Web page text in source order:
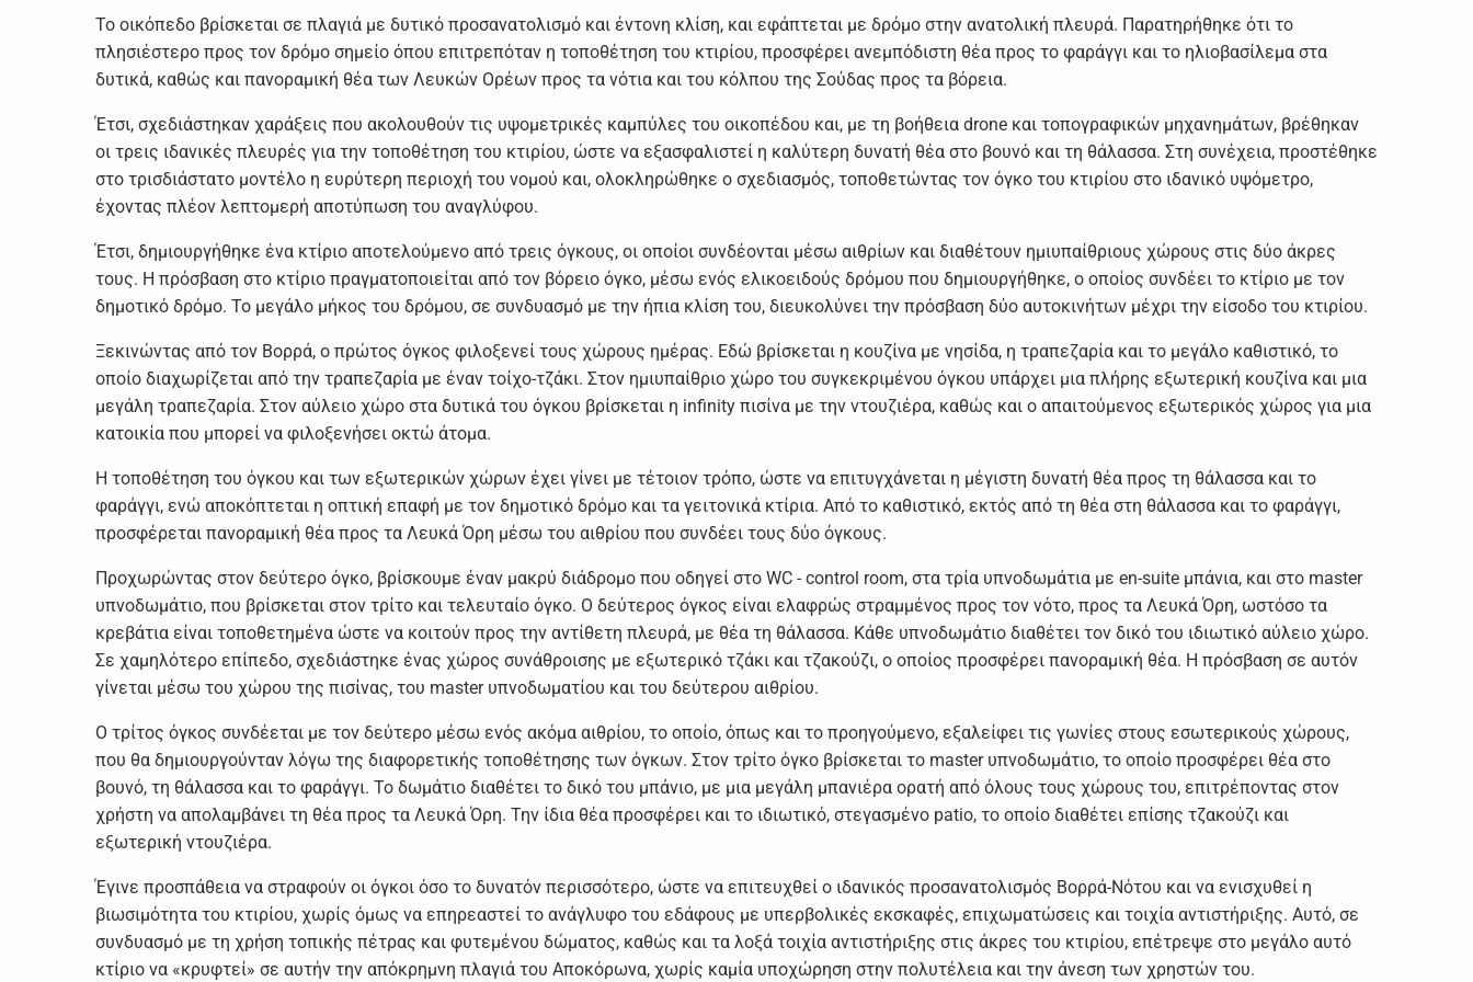
Το οικόπεδο βρίσκεται σε πλαγιά με δυτικό προσανατολισμό και έντονη κλίση, και εφάπτεται με δρόμο στην ανατολική πλευρά. Παρατηρήθηκε ότι το
πλησιέστερο προς τον δρόμο σημείο όπου επιτρεπόταν η τοποθέτηση του κτιρίου, προσφέρει ανεμπόδιστη θέα προς το φαράγγι και το ηλιοβασίλεμα στα
δυτικά, καθώς και πανοραμική θέα των Λευκών Ορέων προς τα νότια και του κόλπου της Σούδας προς τα βόρεια.
Έτσι, σχεδιάστηκαν χαράξεις που ακολουθούν τις υψομετρικές καμπύλες του οικοπέδου και, με τη βοήθεια drone και τοπογραφικών μηχανημάτων, βρέθηκαν
οι τρεις ιδανικές πλευρές για την τοποθέτηση του κτιρίου, ώστε να εξασφαλιστεί η καλύτερη δυνατή θέα στο βουνό και τη θάλασσα. Στη συνέχεια, προστέθηκε
στο τρισδιάστατο μοντέλο η ευρύτερη περιοχή του νομού και, ολοκληρώθηκε ο σχεδιασμός, τοποθετώντας τον όγκο του κτιρίου στο ιδανικό υψόμετρο,
έχοντας πλέον λεπτομερή αποτύπωση του αναγλύφου.
Έτσι, δημιουργήθηκε ένα κτίριο αποτελούμενο από τρεις όγκους, οι οποίοι συνδέονται μέσω αιθρίων και διαθέτουν ημιυπαίθριους χώρους στις δύο άκρες
τους. Η πρόσβαση στο κτίριο πραγματοποιείται από τον βόρειο όγκο, μέσω ενός ελικοειδούς δρόμου που δημιουργήθηκε, ο οποίος συνδέει το κτίριο με τον
δημοτικό δρόμο. Το μεγάλο μήκος του δρόμου, σε συνδυασμό με την ήπια κλίση του, διευκολύνει την πρόσβαση δύο αυτοκινήτων μέχρι την είσοδο του κτιρίου.
Ξεκινώντας από τον Βορρά, ο πρώτος όγκος φιλοξενεί τους χώρους ημέρας. Εδώ βρίσκεται η κουζίνα με νησίδα, η τραπεζαρία και το μεγάλο καθιστικό, το
οποίο διαχωρίζεται από την τραπεζαρία με έναν τοίχο-τζάκι. Στον ημιυπαίθριο χώρο του συγκεκριμένου όγκου υπάρχει μια πλήρης εξωτερική κουζίνα και μια
μεγάλη τραπεζαρία. Στον αύλειο χώρο στα δυτικά του όγκου βρίσκεται η infinity πισίνα με την ντουζιέρα, καθώς και ο απαιτούμενος εξωτερικός χώρος για μια
κατοικία που μπορεί να φιλοξενήσει οκτώ άτομα.
Η τοποθέτηση του όγκου και των εξωτερικών χώρων έχει γίνει με τέτοιον τρόπο, ώστε να επιτυγχάνεται η μέγιστη δυνατή θέα προς τη θάλασσα και το
φαράγγι, ενώ αποκόπτεται η οπτική επαφή με τον δημοτικό δρόμο και τα γειτονικά κτίρια. Από το καθιστικό, εκτός από τη θέα στη θάλασσα και το φαράγγι,
προσφέρεται πανοραμική θέα προς τα Λευκά Όρη μέσω του αιθρίου που συνδέει τους δύο όγκους.
Προχωρώντας στον δεύτερο όγκο, βρίσκουμε έναν μακρύ διάδρομο που οδηγεί στο WC - control room, στα τρία υπνοδωμάτια με en-suite μπάνια, και στο master
υπνοδωμάτιο, που βρίσκεται στον τρίτο και τελευταίο όγκο. Ο δεύτερος όγκος είναι ελαφρώς στραμμένος προς τον νότο, προς τα Λευκά Όρη, ωστόσο τα
κρεβάτια είναι τοποθετημένα ώστε να κοιτούν προς την αντίθετη πλευρά, με θέα τη θάλασσα. Κάθε υπνοδωμάτιο διαθέτει τον δικό του ιδιωτικό αύλειο χώρο.
Σε χαμηλότερο επίπεδο, σχεδιάστηκε ένας χώρος συνάθροισης με εξωτερικό τζάκι και τζακούζι, ο οποίος προσφέρει πανοραμική θέα. Η πρόσβαση σε αυτόν
γίνεται μέσω του χώρου της πισίνας, του master υπνοδωματίου και του δεύτερου αιθρίου.
Ο τρίτος όγκος συνδέεται με τον δεύτερο μέσω ενός ακόμα αιθρίου, το οποίο, όπως και το προηγούμενο, εξαλείφει τις γωνίες στους εσωτερικούς χώρους,
που θα δημιουργούνταν λόγω της διαφορετικής τοποθέτησης των όγκων. Στον τρίτο όγκο βρίσκεται το master υπνοδωμάτιο, το οποίο προσφέρει θέα στο
βουνό, τη θάλασσα και το φαράγγι. Το δωμάτιο διαθέτει το δικό του μπάνιο, με μια μεγάλη μπανιέρα ορατή από όλους τους χώρους του, επιτρέποντας στον
χρήστη να απολαμβάνει τη θέα προς τα Λευκά Όρη. Την ίδια θέα προσφέρει και το ιδιωτικό, στεγασμένο patio, το οποίο διαθέτει επίσης τζακούζι και
εξωτερική ντουζιέρα.
Έγινε προσπάθεια να στραφούν οι όγκοι όσο το δυνατόν περισσότερο, ώστε να επιτευχθεί ο ιδανικός προσανατολισμός Βορρά-Νότου και να ενισχυθεί η
βιωσιμότητα του κτιρίου, χωρίς όμως να επηρεαστεί το ανάγλυφο του εδάφους με υπερβολικές εκσκαφές, επιχωματώσεις και τοιχία αντιστήριξης. Αυτό, σε
συνδυασμό με τη χρήση τοπικής πέτρας και φυτεμένου δώματος, καθώς και τα λοξά τοιχία αντιστήριξης στις άκρες του κτιρίου, επέτρεψε στο μεγάλο αυτό
κτίριο να «κρυφτεί» σε αυτήν την απόκρημνη πλαγιά του Αποκόρωνα, χωρίς καμία υποχώρηση στην πολυτέλεια και την άνεση των χρηστών του.